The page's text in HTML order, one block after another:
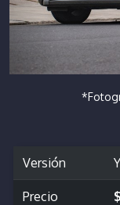
Versión
Precio